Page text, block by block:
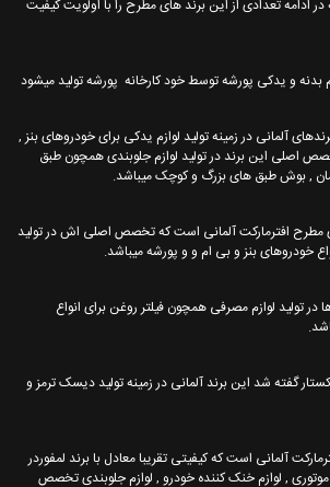
ادامه تعدادی از این برند های مطرح را با اولویت کیفیت
بدنه و یدکی پورشه توسط خود کارخانه پورشه تولید میشود
آلمانی در زمینه تولید لوازم یدکی برای خودروهای بنز ,
اصلی این برند در تولید لوازم جلوبندی همچون طبق
, بوش طبق های بزرگ و کوچک میباشد.
مطرح افترمارکت آلمانی است که تخصص اصلی اش در تولید
خودروهای بنز و بی ام و و پورشه میباشد.
در تولید لوازم مصرفی همچون فیلتر روغن برای انواع
گفته شد این برند آلمانی در زمینه تولید دیسک ترمز و
آلمانی است که کیفیتی تقریبا معادل با برند لمفوردر
موتوری , لوازم خنک کننده خودرو , لوازم جلوبندی تخصص